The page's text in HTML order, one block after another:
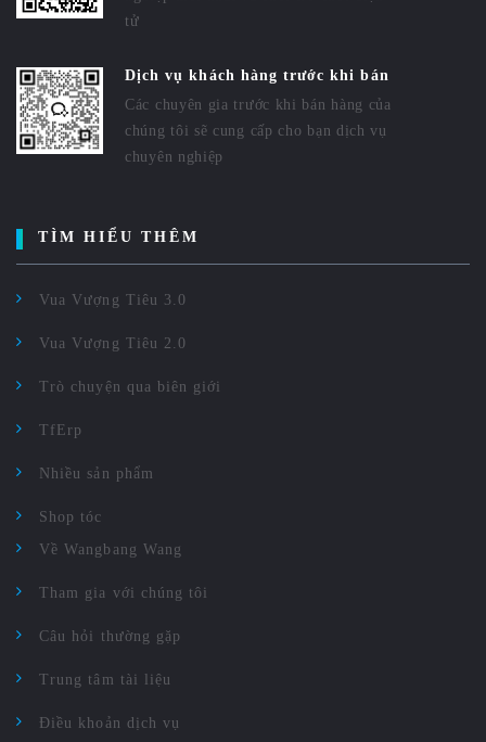
tử
Dịch vụ khách hàng trước khi bán
Các chuyên gia trước khi bán hàng của
chúng tôi sẽ cung cấp cho bạn dịch vụ
chuyên nghiệp
TÌM HIỂU THÊM
Vua Vượng Tiêu 3.0
Vua Vượng Tiêu 2.0
Trò chuyện qua biên giới
TfErp
Nhiều sản phẩm
Shop tóc
Về Wangbang Wang
Tham gia với chúng tôi
Câu hỏi thường gặp
Trung tâm tài liệu
Điều khoản dịch vụ